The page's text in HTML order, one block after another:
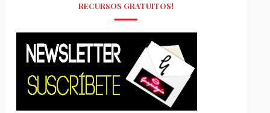
RECURSOS GRATUITOS!